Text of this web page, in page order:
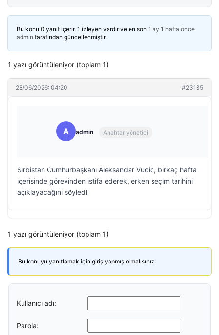
Bu konu 0 yanıt içerir, 1 izleyen vardır ve en son 1 ay 1 hafta önce
admin tarafından güncellenmiştir.
1 yazı görüntüleniyor (toplam 1)
28/06/2026: 04:20 #23135
A admin Anahtar yönetici
Sırbistan Cumhurbaşkanı Aleksandar Vucic, birkaç hafta
içerisinde görevinden istifa ederek, erken seçim tarihini
açıklayacağını söyledi.
1 yazı görüntüleniyor (toplam 1)
Bu konuyu yanıtlamak için giriş yapmış olmalısınız.
Kullanıcı adı:
Parola: